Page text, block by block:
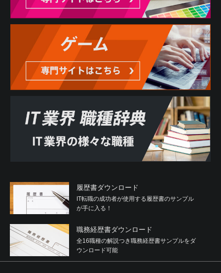
履歴書ダウンロード
IT転職の成功者が使用する履歴書のサンプル
が手に入る！
職務経歴書ダウンロード
全16職種の解説つき職務経歴書サンプルをダ
ウンロード可能